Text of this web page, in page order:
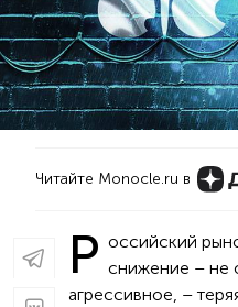
Читайте Monocle.ru в
Р оссийский
снижение – не
агрессивное, –